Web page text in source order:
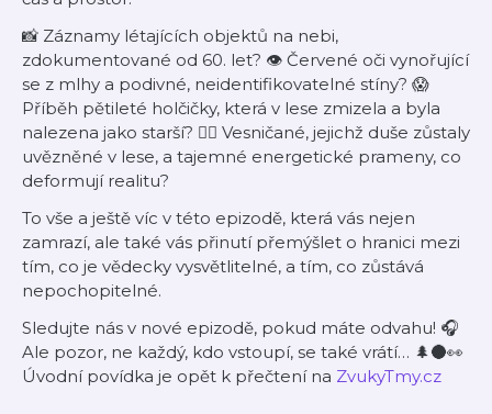
📸 Záznamy létajících objektů na nebi,
zdokumentované od 60. let? 👁️ Červené oči vynořující
se z mlhy a podivné, neidentifikovatelné stíny? 😱
Příběh pětileté holčičky, která v lese zmizela a byla
nalezena jako starší? 🧙‍♂️ Vesničané, jejichž duše zůstaly
uvězněné v lese, a tajemné energetické prameny, co
deformují realitu?
To vše a ještě víc v této epizodě, která vás nejen
zamrazí, ale také vás přinutí přemýšlet o hranici mezi
tím, co je vědecky vysvětlitelné, a tím, co zůstává
nepochopitelné.
Sledujte nás v nové epizodě, pokud máte odvahu! 🎧
Ale pozor, ne každý, kdo vstoupí, se také vrátí… 🌲🌑👀
Úvodní povídka je opět k přečtení na ⁠ZvukyTmy.cz